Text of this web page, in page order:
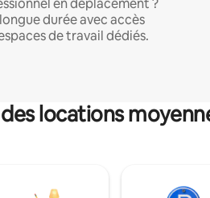
en déplacement ?
durée avec accès
de travail dédiés.
locations